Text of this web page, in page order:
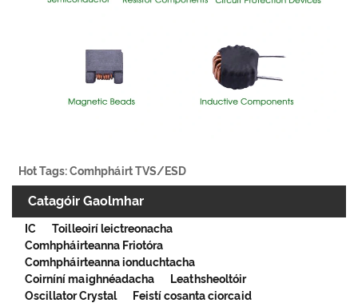
Hot Tags: Comhpháirt TVS/ESD
Catagóir Gaolmhar
IC
Toilleoirí leictreonacha
Comhpháirteanna Friotóra
Comhpháirteanna ionduchtacha
Coirníní maighnéadacha
Leathsheoltóir
Oscillator Crystal
Feistí cosanta ciorcaid